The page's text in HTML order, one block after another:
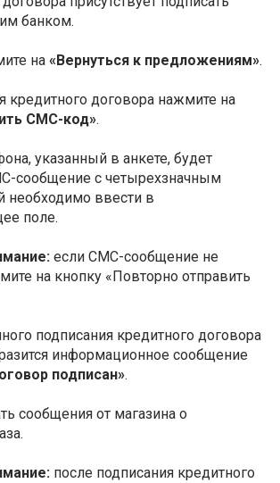
банком.
на «Вернуться к предложениям».
кредитного договора нажмите на
СМС-код».
указанный в анкете, будет
сообщение с четырехзначным
необходимо ввести в
поле.
если СМС-сообщение не
на кнопку «Повторно отправить
подписания кредитного договора
информационное сообщение
подписан».
сообщения от магазина о
после подписания кредитного